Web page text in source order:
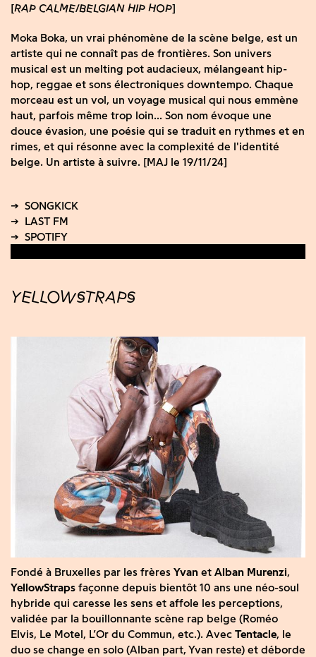
RAP CALME BELGIAN HIP HOP
Moka Boka, un vrai phénomène de la scène belge, est un
artiste qui ne connaît pas de frontières. Son univers
musical est un melting pot audacieux, mélangeant hip-
hop, reggae et sons électroniques downtempo. Chaque
morceau est un vol, un voyage musical qui nous emmène
haut, parfois même trop loin... Son nom évoque une
douce évasion, une poésie qui se traduit en rythmes et en
rimes, et qui résonne avec la complexité de l'identité
belge. Un artiste à suivre. [MAJ le 19/11/24]
YELLOWSTRAPS
Fondé à Bruxelles par les frères Yvan et Alban Murenzi,
YellowStraps façonne depuis bientôt 10 ans une néo-soul
hybride qui caresse les sens et affole les perceptions,
validée par la bouillonnante scène rap belge (Roméo
Elvis, Le Motel, L’Or du Commun, etc.). Avec Tentacle, le
duo se change en solo (Alban part, Yvan reste) et déborde